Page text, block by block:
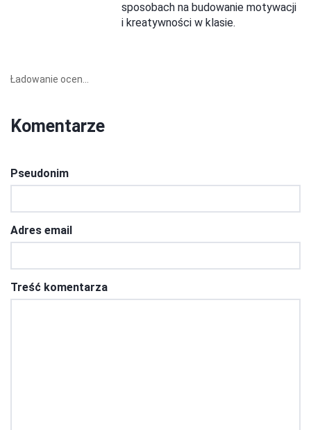
sposobach na budowanie motywacji
i kreatywności w klasie.
Ładowanie ocen...
Komentarze
Pseudonim
Adres email
Treść komentarza